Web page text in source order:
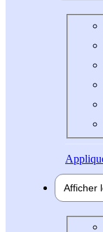
Date
Afficher
Type